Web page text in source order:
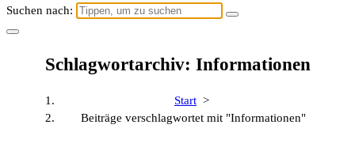
Suchen nach:
Schlagwortarchiv: Informationen
Start >
Beiträge verschlagwortet mit "Informationen"